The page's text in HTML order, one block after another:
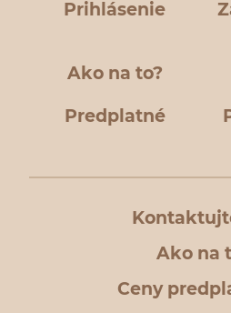
Prihlásenie
Ako na to?
Predplatné
Ako na
Ceny